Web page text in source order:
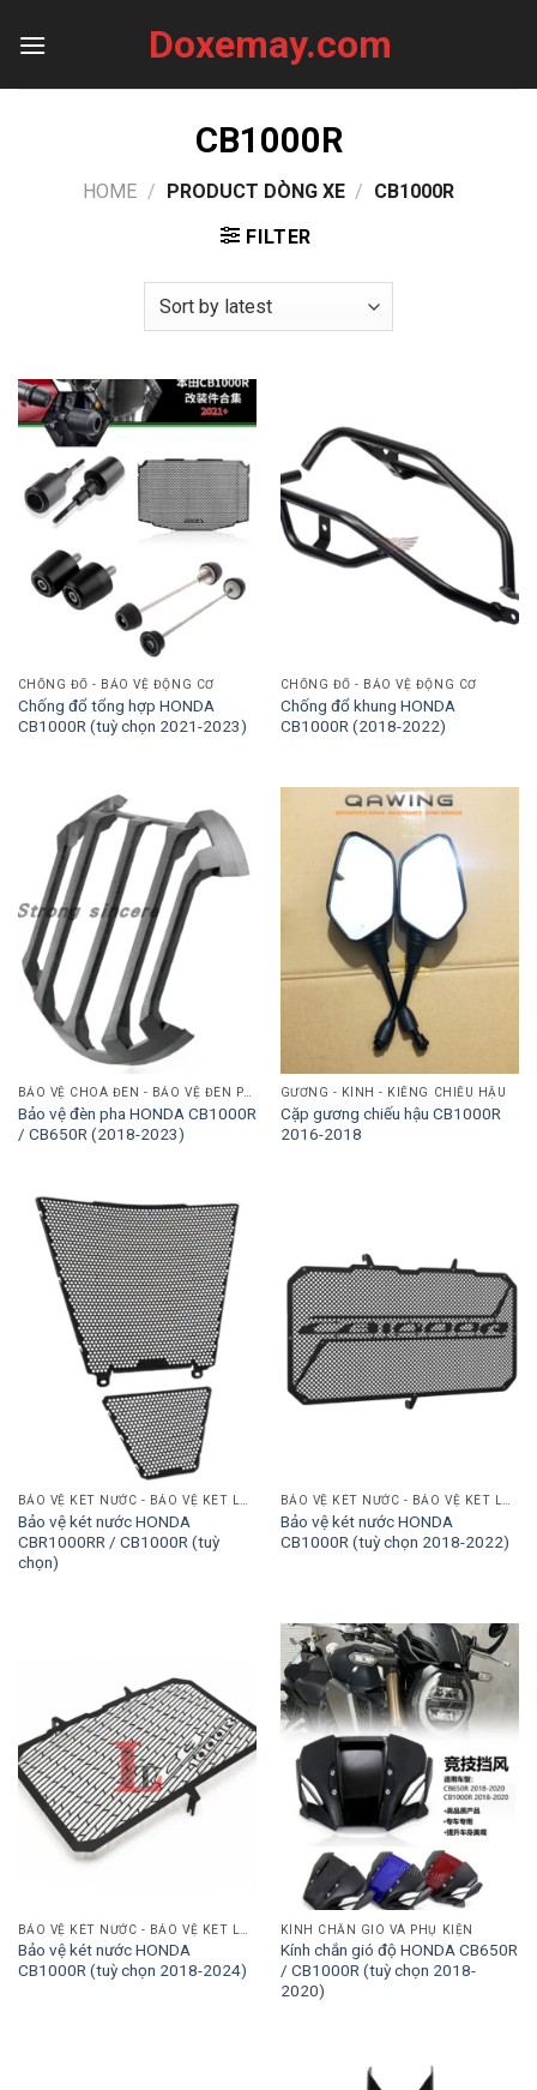
Doxemay.com
CB1000R
HOME / PRODUCT DÒNG XE / CB1000R
FILTER
CHỐNG ĐỔ - BẢO VỆ ĐỘNG CƠ
Chống đổ tổng hợp HONDA
CB1000R (tuỳ chọn 2021-2023)
CHỐNG ĐỔ - BẢO VỆ ĐỘNG CƠ
Chống đổ khung HONDA
CB1000R (2018-2022)
Bảo vệ đèn pha HONDA CB1000R
/ CB650R (2018-2023)
GƯƠNG - KÍNH - KIẾNG CHIẾU HẬU
Cặp gương chiếu hậu CB1000R
2016-2018
BẢO VỆ KÉT NƯỚC - BẢO VỆ KÉT LÀM MÁT
Bảo vệ két nước HONDA
CBR1000RR / CB1000R (tuỳ
chọn)
BẢO VỆ KÉT NƯỚC - BẢO VỆ KÉT LÀM MÁT
Bảo vệ két nước HONDA
CB1000R (tuỳ chọn 2018-2022)
Bảo vệ két nước HONDA
CB1000R (tuỳ chọn 2018-2024)
KÍNH CHẮN GIÓ VÀ PHỤ KIỆN
Kính chắn gió độ HONDA CB650R
/ CB1000R (tuỳ chọn 2018-
2020)